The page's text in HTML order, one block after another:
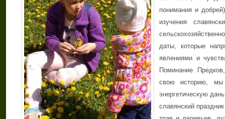
понимания и
изучения
даты, которые
явлениями и
Поминание
свою историю, мы
энергетическую
славянский